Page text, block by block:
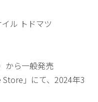
ル トドマツ
から一般発売
Store」にて、2024年3